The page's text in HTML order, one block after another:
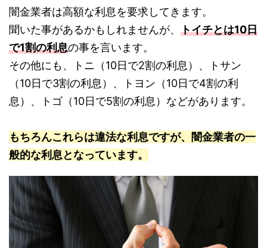
闇金業者は高額な利息を要求してきます。
聞いた事があるかもしれませんが、 トイチとは10日
で1割の利息の事を言います。
その他にも、トニ（10日で2割の利息）、トサン
（10日で3割の利息）、トヨン（10日で4割の利
息）、トゴ（10日で5割の利息）などがあります。
もちろんこれらは違法な利息ですが、闇金業者の一
般的な利息となっています。